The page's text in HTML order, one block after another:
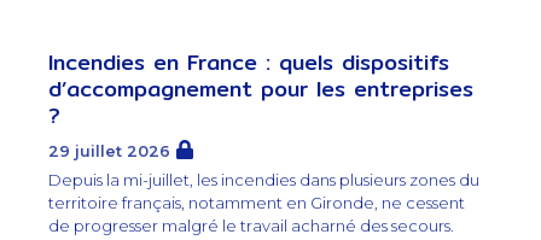
Incendies en France : quels dispositifs
d’accompagnement pour les entreprises
?
29 juillet 2026
Depuis la mi-juillet, les incendies dans plusieurs zones du
territoire français, notamment en Gironde, ne cessent
de progresser malgré le travail acharné des secours.